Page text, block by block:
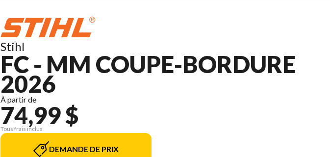
Stihl
FC - MM COUPE-BORDURE
2026
À partir de
74,99 $
Tous frais inclus
DEMANDE DE PRIX